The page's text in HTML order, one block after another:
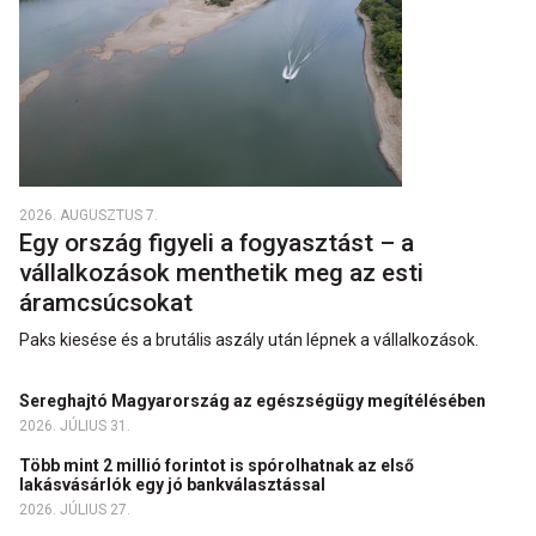
2026. AUGUSZTUS 7.
Egy ország figyeli a fogyasztást – a
vállalkozások menthetik meg az esti
áramcsúcsokat
Paks kiesése és a brutális aszály után lépnek a vállalkozások.
Sereghajtó Magyarország az egészségügy megítélésében
2026. JÚLIUS 31.
Több mint 2 millió forintot is spórolhatnak az első
lakásvásárlók egy jó bankválasztással
2026. JÚLIUS 27.